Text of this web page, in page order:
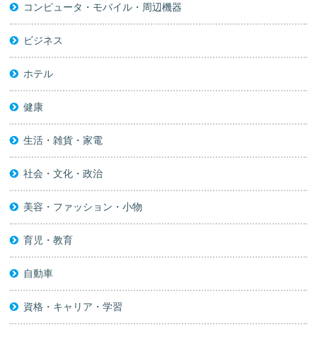
コンピュータ・モバイル・周辺機器
ビジネス
ホテル
健康
生活・雑貨・家電
社会・文化・政治
美容・ファッション・小物
育児・教育
自動車
資格・キャリア・学習